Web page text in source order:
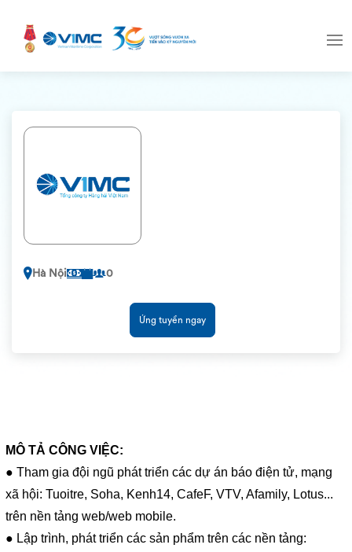
Hà Nội 0
Ứng tuyển ngay
MÔ TẢ CÔNG VIỆC:
● Tham gia đội ngũ phát triển các dự án báo điện tử, mạng
xã hội: Tuoitre, Soha, Kenh14, CafeF, VTV, Afamily, Lotus...
trên nền tảng web/web mobile.
● Lập trình, phát triển các sản phẩm trên các nền tảng: